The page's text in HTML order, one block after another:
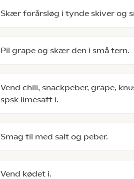
Skær forårsløg i tynde skiver og
Pil grape og skær den i små tern.
Vend chili, snackpeber, grape,
spsk limesaft i.
Smag til med salt og peber.
Vend kødet i.